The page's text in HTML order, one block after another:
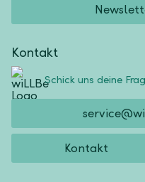
Kontakt
Schick uns deine
Kontakt